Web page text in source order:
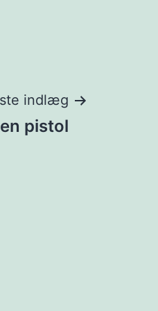
indlæg
pistol